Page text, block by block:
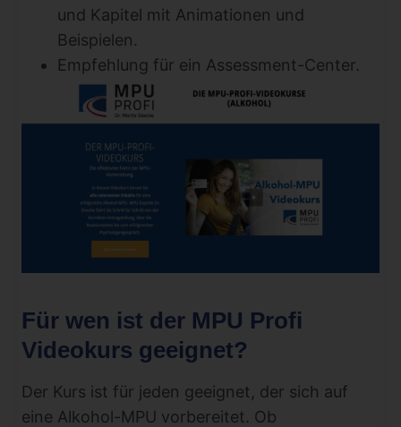
und Kapitel mit Animationen und
Beispielen.
Empfehlung für ein Assessment-Center.
Für wen ist der MPU Profi
Videokurs geeignet?
Der Kurs ist für jeden geeignet, der sich auf
eine Alkohol-MPU vorbereitet. Ob